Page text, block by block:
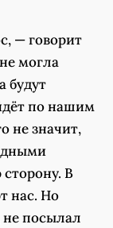
— говорит
могла
будут
по нашим
не значит,
В
нас. Но
не посылал